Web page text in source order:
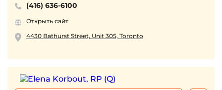
❱ Консультация бесплатно
(416) 636-6100
Открыть сайт
4430 Bathurst Street, Unit 305, Toronto